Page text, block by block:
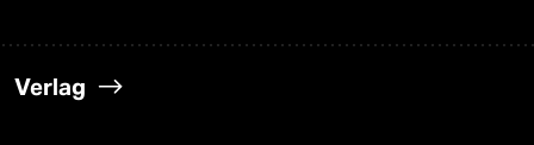
Verlag